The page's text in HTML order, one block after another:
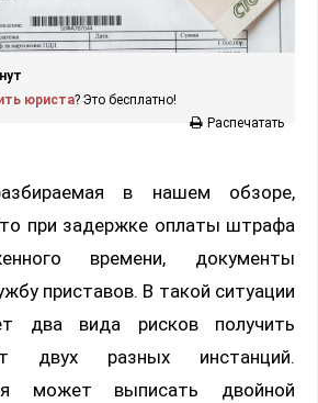
юриста? Это бесплатно!
Распечатать
в нашем обзоре,
при задержке оплаты штрафа
времени, документы
приставов. В такой ситуации
два вида рисков получить
двух разных инстанций.
может выписать двойной